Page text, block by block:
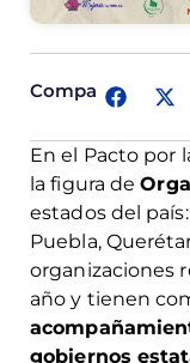
Comparte:
En el Pacto por
la figura de
estados del
Puebla,
organizaciones
año y tienen
gobiernos